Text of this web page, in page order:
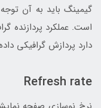
است. عملکرد پردازنده
دارد پردازش گرافیکی
Refresh rate